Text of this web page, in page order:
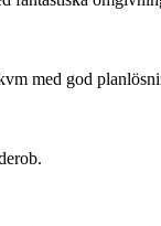
med god